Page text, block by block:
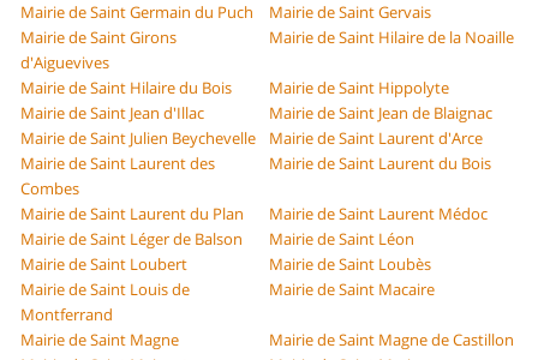
Mairie de Saint Germain du Puch
Mairie de Saint Gervais
Mairie de Saint Girons
d'Aiguevives
Mairie de Saint Hilaire de la Noaille
Mairie de Saint Hilaire du Bois
Mairie de Saint Hippolyte
Mairie de Saint Jean d'Illac
Mairie de Saint Jean de Blaignac
Mairie de Saint Julien Beychevelle
Mairie de Saint Laurent d'Arce
Mairie de Saint Laurent des
Combes
Mairie de Saint Laurent du Bois
Mairie de Saint Laurent du Plan
Mairie de Saint Laurent Médoc
Mairie de Saint Léger de Balson
Mairie de Saint Léon
Mairie de Saint Loubert
Mairie de Saint Loubès
Mairie de Saint Louis de
Montferrand
Mairie de Saint Macaire
Mairie de Saint Magne
Mairie de Saint Magne de Castillon